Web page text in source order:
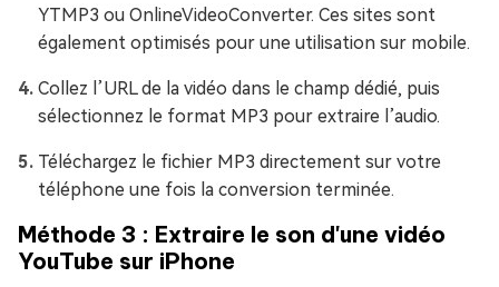
YTMP3 ou OnlineVideoConverter. Ces sites sont
également optimisés pour une utilisation sur mobile.
Collez l’URL de la vidéo dans le champ dédié, puis
sélectionnez le format MP3 pour extraire l’audio.
Téléchargez le fichier MP3 directement sur votre
téléphone une fois la conversion terminée.
Méthode 3 : Extraire le son d'une vidéo
YouTube sur iPhone